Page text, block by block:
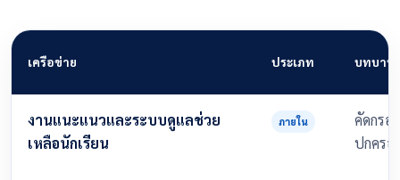
เครือข่าย ประเภท บทบาท
งานแนะแนวและระบบดูแลช่วย
เหลือนักเรียน
ภายใน
คัดกรอ
ปกครอ